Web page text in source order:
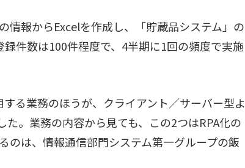
情報からExcelを作成し、「貯蔵品システム」の
件数は100件程度で、4半期に1回の頻度で実施
る業務のほうが、クライアント／サーバー型よ
。業務の内容から見ても、この2つはRPA化の
のは、情報通信部門システム第一グループの飯